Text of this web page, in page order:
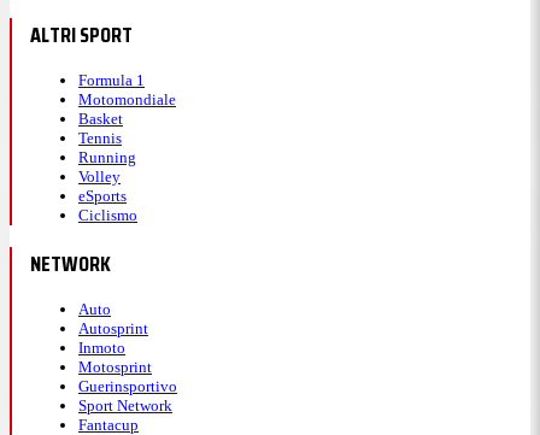
ALTRI SPORT
Formula 1
Motomondiale
Basket
Tennis
Running
Volley
eSports
Ciclismo
NETWORK
Auto
Autosprint
Inmoto
Motosprint
Guerinsportivo
Sport Network
Fantacup